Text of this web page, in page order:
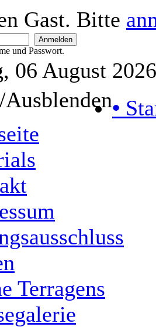
Gast. Bitte
und Passwort.
06 August
•
Terragens